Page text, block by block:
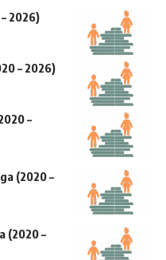
2026)
– 2026)
–
(2020 –
(2020 –